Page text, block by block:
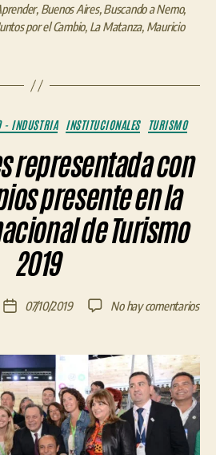
, Buenos Aires,Buscando a Nemo,
por el Cambio, La Matanza, Mauricio
Categorías
- INDUSTRIA INSTITUCIONALES TURISMO
representada con
presente en la
de Turismo
2019
Fecha
entrada
07/10/2019 No hay comentariosen
con
70